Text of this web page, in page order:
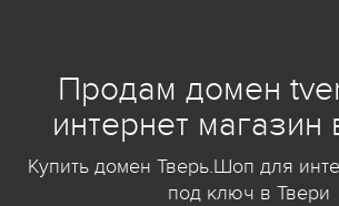
Продам домен
интернет магазин
Купить домен Тверь.Шоп для
под ключ в Твери